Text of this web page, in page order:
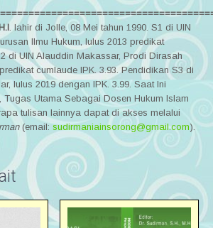
. lahir di Jolle, 08 Mei tahun 1990. S1 di UIN
Ilmu Hukum, lulus 2013 predikat
di UIN Alauddin Makassar, Prodi Dirasah
cumlaude IPK. 3.93. Pendidikan S3 di
lulus 2019 dengan IPK. 3.99. Saat Ini
Tugas Utama Sebagai Dosen Hukum Islam
tulisan lainnya dapat di akses melalui
(email:sudirmaniainsorong@gmail.com).